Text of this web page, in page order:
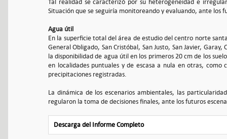
Tal realidad se caracterizó por su heterogeneidad e
Situación que se seguiría monitoreando y evaluando, ante los
Agua útil
En la superficie total del área de estudio del centro norte
General Obligado, San Cristóbal, San Justo, San Javier,
la disponibilidad de agua útil en los primeros 20 cm de los
en localidades puntuales y de escasa a nula en otras,
precipitaciones registradas.
La dinámica de los escenarios ambientales, las
regularon la toma de decisiones finales, ante los futuros
Descarga del Informe Completo